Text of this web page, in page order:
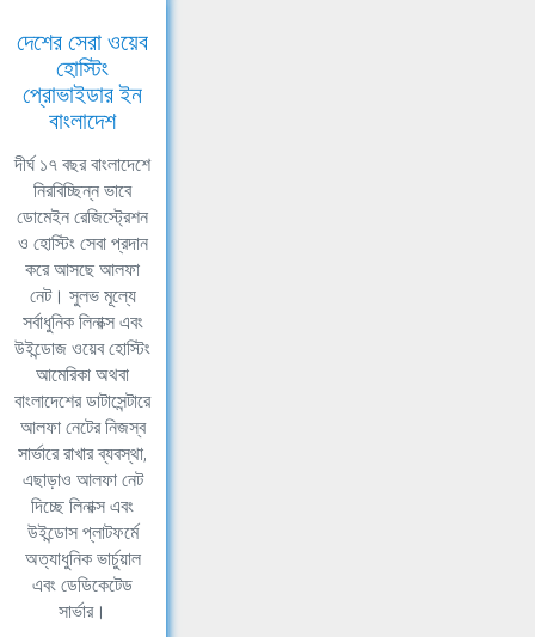
দেশের সেরা ওয়েব
হোস্টিং
প্রোভাইডার ইন
বাংলাদেশ
দীর্ঘ ১৭ বছর বাংলাদেশে
নিরবিচ্ছিন্ন ভাবে
ডোমেইন রেজিস্ট্রেশন
ও হোস্টিং সেবা প্রদান
করে আসছে আলফা
নেট। সুলভ মূল্যে
সর্বাধুনিক লিনাক্স এবং
উইন্ডোজ ওয়েব হোস্টিং
আমেরিকা অথবা
বাংলাদেশের ডাটাসেন্টারে
আলফা নেটের নিজস্ব
সার্ভারে রাখার ব্যবস্থা,
এছাড়াও আলফা নেট
দিচ্ছে লিনাক্স এবং
উইন্ডোস প্লাটফর্মে
অত্যাধুনিক ভার্চুয়াল
এবং ডেডিকেটেড
সার্ভার।